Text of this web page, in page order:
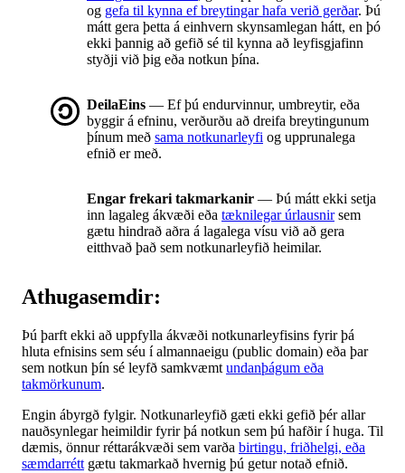
og gefa til kynna ef breytingar hafa verið gerðar. Þú
mátt gera þetta á einhvern skynsamlegan hátt, en þó
ekki þannig að gefið sé til kynna að leyfisgjafinn
styðji við þig eða notkun þína.
DeilaEins — Ef þú endurvinnur, umbreytir, eða
byggir á efninu, verðurðu að dreifa breytingunum
þínum með sama notkunarleyfi og upprunalega
efnið er með.
Engar frekari takmarkanir — Þú mátt ekki setja
inn lagaleg ákvæði eða tæknilegar úrlausnirsem
gætu hindrað aðra á lagalega vísu við að gera
eitthvað það sem notkunarleyfið heimilar.
Athugasemdir:
Þú þarft ekki að uppfylla ákvæði notkunarleyfisins fyrir þá
hluta efnisins sem séu í almannaeigu (public domain) eða þar
sem notkun þín sé leyfð samkvæmt undanþágum eða
takmörkunum.
Engin ábyrgð fylgir. Notkunarleyfið gæti ekki gefið þér allar
nauðsynlegar heimildir fyrir þá notkun sem þú hafðir í huga. Til
dæmis, önnur réttarákvæði sem varða birtingu, friðhelgi, eða
sæmdarrétt gætu takmarkað hvernig þú getur notað efnið.